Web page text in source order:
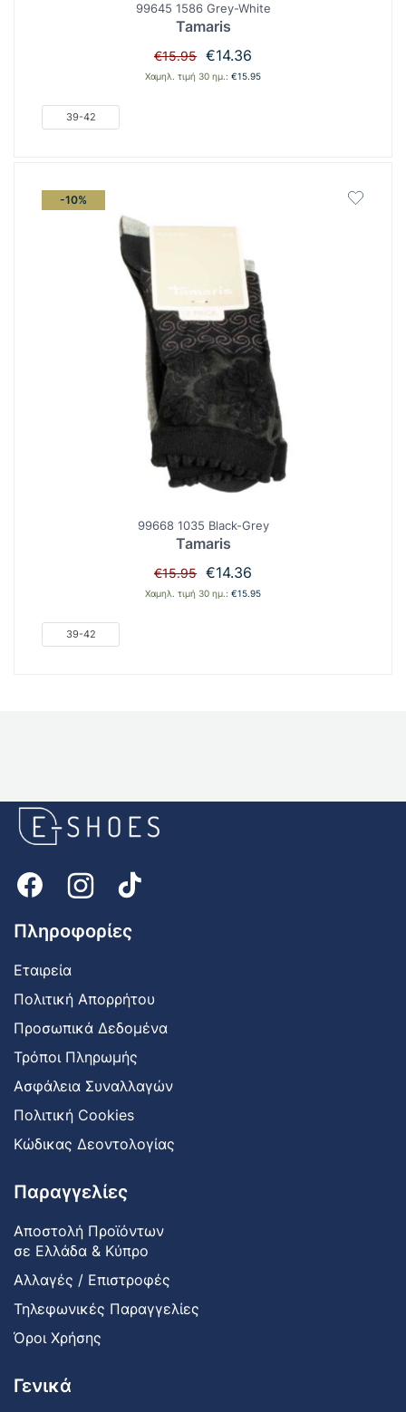
99645 1586 Grey-White
Tamaris
€15.95 Original
price
€14.36
τρέχουσα
Χαμηλ. τιμή 30 ημ.: €15.95
39-42
-10%
99668 1035 Black-Grey
Tamaris
€15.95 Original
price
€14.36
τρέχουσα
Χαμηλ. τιμή 30 ημ.: €15.95
39-42
Πληροφορίες
Εταιρεία
Πολιτική Απορρήτου
Προσωπικά Δεδομένα
Τρόποι Πληρωμής
Ασφάλεια Συναλλαγών
Πολιτική Cookies
Κώδικας Δεοντολογίας
Παραγγελίες
Αποστολή Προϊόντων
σε Ελλάδα & Κύπρο
Αλλαγές / Επιστροφές
Τηλεφωνικές Παραγγελίες
Όροι Χρήσης
Γενικά